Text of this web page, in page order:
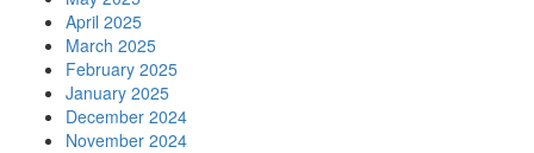
April 2025
March 2025
February 2025
January 2025
December 2024
November 2024